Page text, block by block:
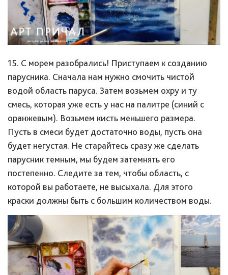
15. С морем разобрались! Приступаем к созданию
парусника. Сначала нам нужно смочить чистой
водой область паруса. Затем возьмем охру и ту
смесь, которая уже есть у нас на палитре (синий с
оранжевым). Возьмем кисть меньшего размера.
Пусть в смеси будет достаточно воды, пусть она
будет негустая. Не старайтесь сразу же сделать
парусник темным, мы будем затемнять его
постепенно. Следите за тем, чтобы область, с
которой вы работаете, не высыхала. Для этого
краски должны быть с большим количеством воды.